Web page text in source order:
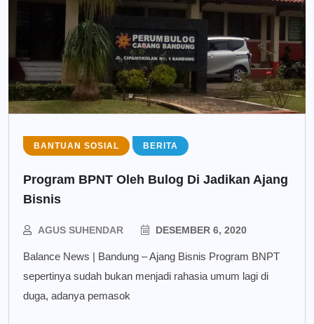
BANTUAN SOSIAL BERITA
Program BPNT Oleh Bulog Di Jadikan Ajang
Bisnis
AGUS SUHENDAR DESEMBER 6, 2020
Balance News | Bandung – Ajang Bisnis Program BNPT
sepertinya sudah bukan menjadi rahasia umum lagi di
duga, adanya pemasok